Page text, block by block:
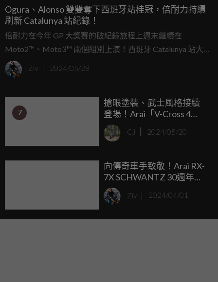
Ogura、Alonso 雙雙奪下西班牙站桂冠，倍耐力持續
刷新 Catalunya 站紀錄！
倍耐力在今年 GP 大獎賽的破紀錄旅程上週末繼續在
Moto2™、Moto3™ 兩個組別上演！西班牙 Catalunya 站大獎
賽，倍耐力 DIABLO™ Superbike 又一次在這條位於
Montmelò 的賽道刷新包含正賽最速等各時段紀錄，當然，正
Ziv 2024/05/28
7
搶眼塗裝、武士風格接續
登場！Arai「V-Cross 4
Battle」、「RX-7X
PEDROSASHOGUN」即將
CJ 2024/05/20
向傳奇車手致敬！Arai RX-
7X SCHWANTZ 30週年紀
念塗裝五月登場
Ziv 2024/04/01